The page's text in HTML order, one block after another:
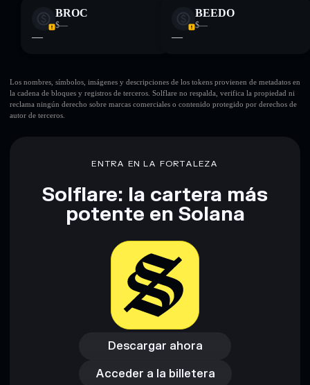
BROC
$—
—
BEEDO
$—
—
Los nombres, símbolos, imágenes y descripciones de los tokens provienen de metadatos en
la cadena de bloques y registros de terceros. Solflare no respalda, verifica la propiedad ni
reclama ningún derecho sobre marcas comerciales o contenido protegido por derechos de
autor de terceros.
ENTRA EN LA FORTALEZA
Solflare: la cartera más
potente en Solana
Descargar ahora
Descargar ahora
Acceder a la billetera
Acceder a la billetera